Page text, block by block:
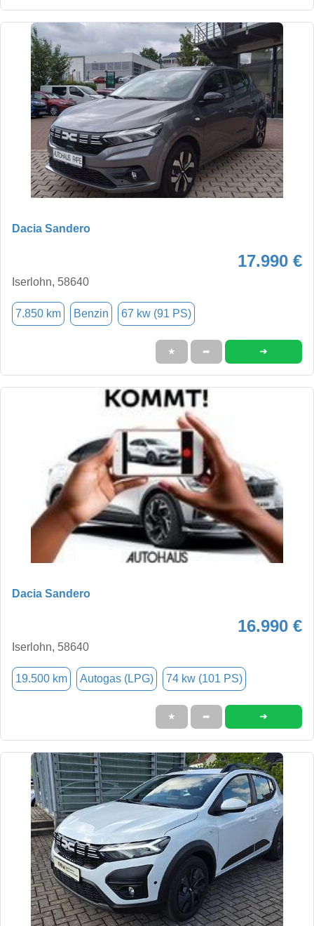
Dacia Sandero
17.990 €
Iserlohn, 58640
7.850 km Benzin 67 kw (91 PS)
★ ➦ ➜
Dacia Sandero
16.990 €
Iserlohn, 58640
19.500 km Autogas (LPG) 74 kw (101 PS)
★ ➦ ➜